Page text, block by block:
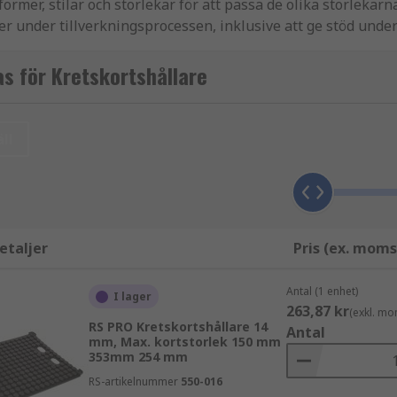
stilar och storlekar för att passa de olika
under tillverkningsprocessen, inklusive att ge stöd
tillhandahåller en mängd olika PCB-ställ, hållare och
lödningsprocesserna vid PCB-tillverkning och hjälper till
ovanpå ett skrivbord eller en yta, vilket håller PCB:n
form och stil jämfört med ramar för att möjliggöra mer
olika funktioner för att passa olika storlekar av PCB.
vertikal PCB-förvaring medan andra har
urladdning)-säkra mattor och ESD-skyddade områden.
för Kretskortshållare
Pris (ex.
I lager
RS PRO Kretskortshållare 14
mm, Max. kortstorlek 150 mm
353mm 254 mm
RS-artikelnummer 550-016
Antal (1 enhet)
263,87 kr(exkl.
Antal